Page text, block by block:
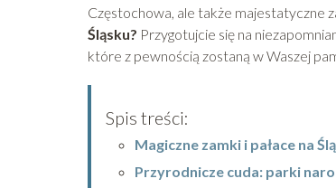
Częstochowa, ale także majestatyczne
Śląsku? Przygotujcie się na
które z pewnością zostaną w Waszej
Spis treści:
Magiczne zamki i pałace na
Przyrodnicze cuda: parki